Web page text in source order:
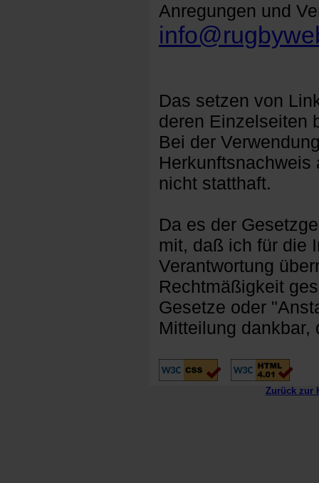
Anregungen und
Das setzen von
deren Einzelseiten
Bei der
Herkunftsnachweis
nicht statthaft.
Da es der
mit, daß ich für die
Verantwortung
Rechtmäßigkeit
Gesetze oder
Mitteilung dankbar,
Zurück zur